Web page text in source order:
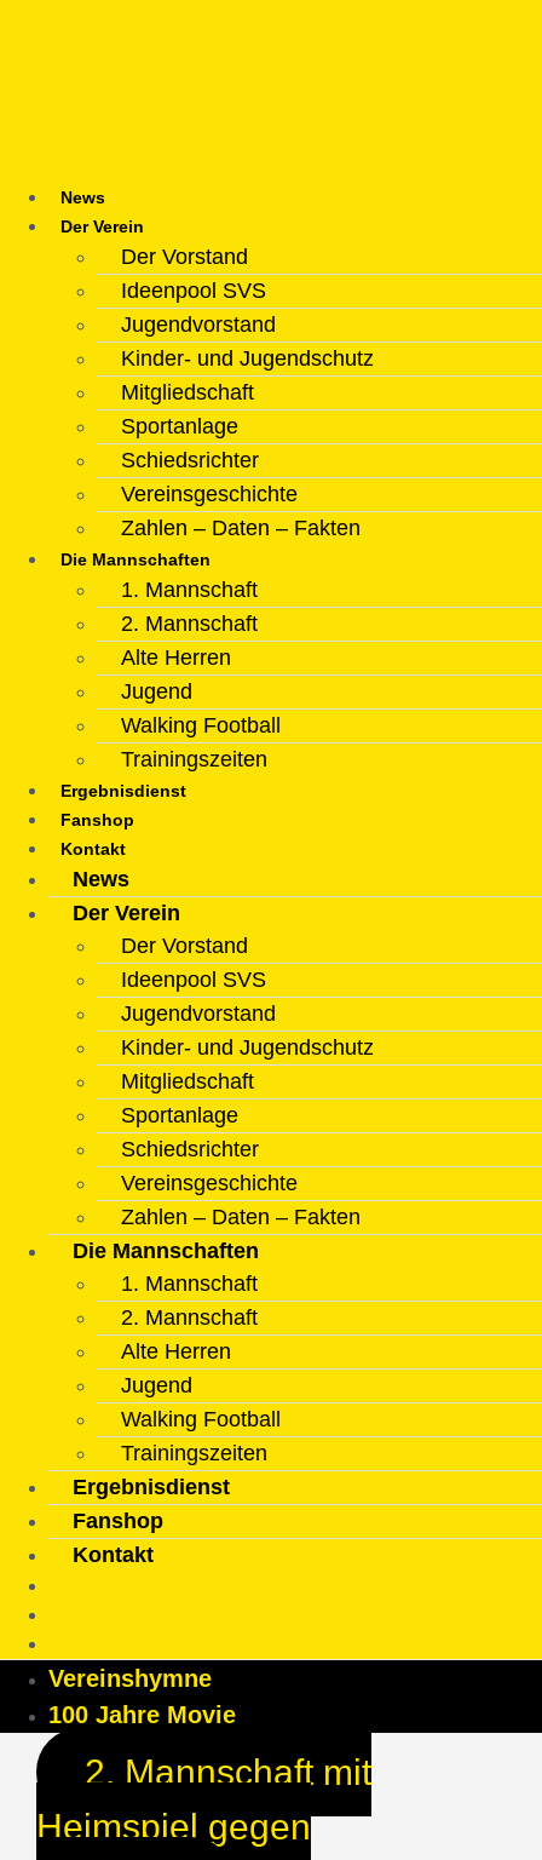
News
Der Verein
Der Vorstand
Ideenpool SVS
Jugendvorstand
Kinder- und Jugendschutz
Mitgliedschaft
Sportanlage
Schiedsrichter
Vereinsgeschichte
Zahlen – Daten – Fakten
Die Mannschaften
1. Mannschaft
2. Mannschaft
Alte Herren
Jugend
Walking Football
Trainingszeiten
Ergebnisdienst
Fanshop
Kontakt
News
Der Verein
Der Vorstand
Ideenpool SVS
Jugendvorstand
Kinder- und Jugendschutz
Mitgliedschaft
Sportanlage
Schiedsrichter
Vereinsgeschichte
Zahlen – Daten – Fakten
Die Mannschaften
1. Mannschaft
2. Mannschaft
Alte Herren
Jugend
Walking Football
Trainingszeiten
Ergebnisdienst
Fanshop
Kontakt
Vereinshymne
100 Jahre Movie
2. Mannschaft mit
Heimspiel gegen